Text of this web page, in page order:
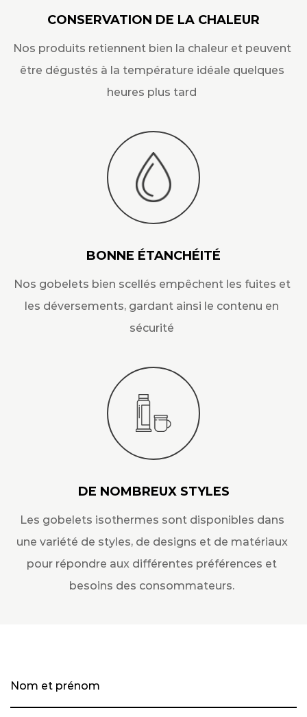
CONSERVATION DE LA CHALEUR
Nos produits retiennent bien la chaleur et peuvent
être dégustés à la température idéale quelques
heures plus tard
BONNE ÉTANCHÉITÉ
Nos gobelets bien scellés empêchent les fuites et
les déversements, gardant ainsi le contenu en
sécurité
DE NOMBREUX STYLES
Les gobelets isothermes sont disponibles dans
une variété de styles, de designs et de matériaux
pour répondre aux différentes préférences et
besoins des consommateurs.